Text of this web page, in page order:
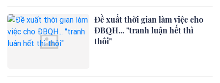
Đề xuất thời gian làm việc cho
ĐBQH... "tranh luận hết thì
thôi"